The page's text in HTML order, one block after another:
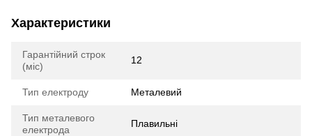
Характеристики
Гарантійний строк
(міс)
12
Тип електроду Металевий
Тип металевого
електрода
Плавильні